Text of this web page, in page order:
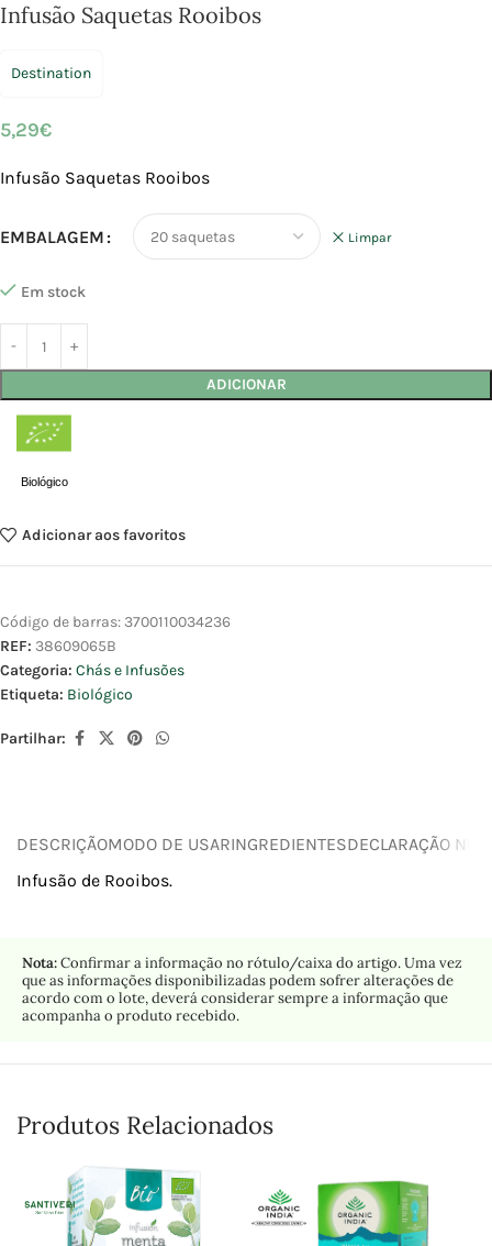
Infusão Saquetas Rooibos
Destination
5,29€
Infusão Saquetas Rooibos
EMBALAGEM Limpar
Em stock
ADICIONAR
Biológico
Adicionar aos favoritos
Código de barras: 3700110034236
REF: 38609065B
Categoria: Chás e Infusões
Etiqueta: Biológico
Partilhar:
DESCRIÇÃOMODO DE USARINGREDIENTESDECLARAÇÃO
Infusão de Rooibos.
Nota:Confirmar a informação no rótulo/caixa do artigo. Uma vez
que as informações disponibilizadas podem sofrer alterações de
acordo com o lote, deverá considerar sempre a informação que
acompanha o produto recebido.
Produtos Relacionados